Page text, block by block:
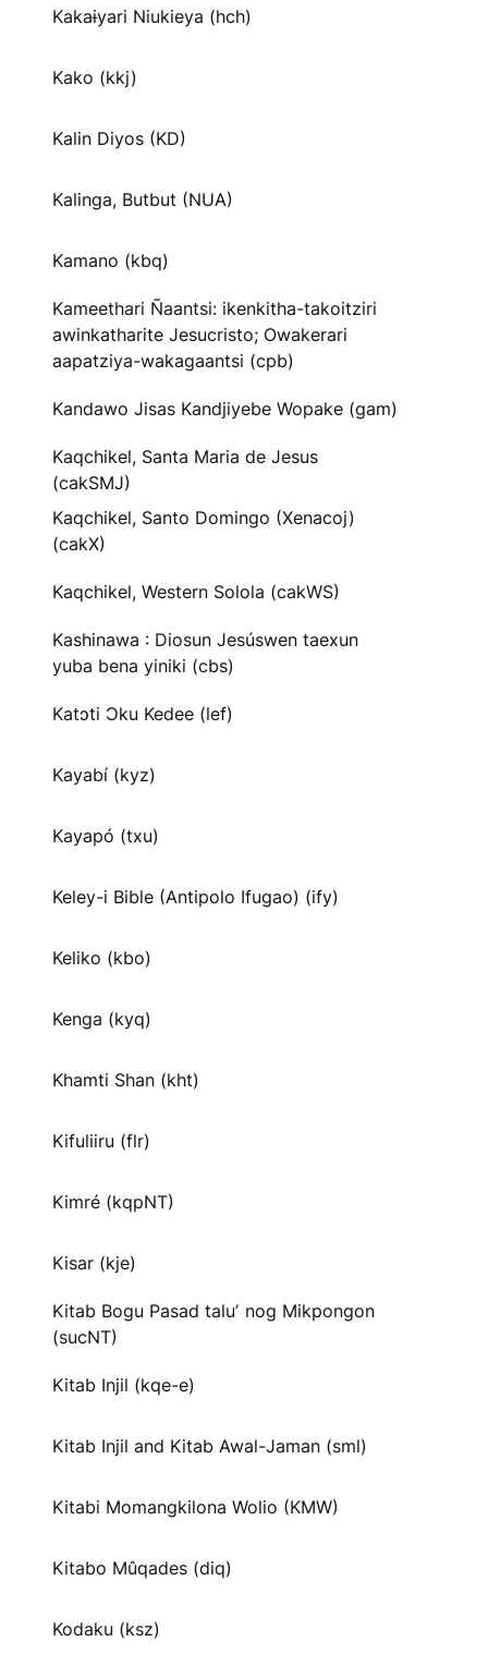
Kakaɨyari Niukieya (hch)
Kako (kkj)
Kalin Diyos (KD)
Kalinga, Butbut (NUA)
Kamano (kbq)
Kameethari Ñaantsi: ikenkitha-takoitziri
awinkatharite Jesucristo; Owakerari
aapatziya-wakagaantsi (cpb)
Kandawo Jisas Kandjiyebe Wopake (gam)
Kaqchikel, Santa Maria de Jesus
(cakSMJ)
Kaqchikel, Santo Domingo (Xenacoj)
(cakX)
Kaqchikel, Western Solola (cakWS)
Kashinawa : Diosun Jesúswen taexun
yuba bena yiniki (cbs)
Katɔti Ɔku Kedee (lef)
Kayabí (kyz)
Kayapó (txu)
Keley-i Bible (Antipolo Ifugao) (ify)
Keliko (kbo)
Kenga (kyq)
Khamti Shan (kht)
Kifuliiru (flr)
Kimré (kqpNT)
Kisar (kje)
Kitab Bogu Pasad taluʼ nog Mikpongon
(sucNT)
Kitab Injil (kqe-e)
Kitab Injil and Kitab Awal-Jaman (sml)
Kitabi Momangkilona Wolio (KMW)
Kitabo Mûqades (diq)
Kodaku (ksz)